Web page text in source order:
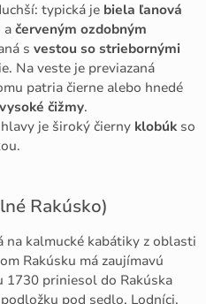
typická je biela ľanová
a červeným ozdobným
s vestou so striebornými
Na veste je previazaná
patria čierne alebo hnedé
vysoké čižmy.
je široký čierny klobúk so
Rakúsko)
kalmucké kabátiky z oblasti
Rakúsku má zaujímavú
priniesol do Rakúska
pod sedlo. Lodníci,